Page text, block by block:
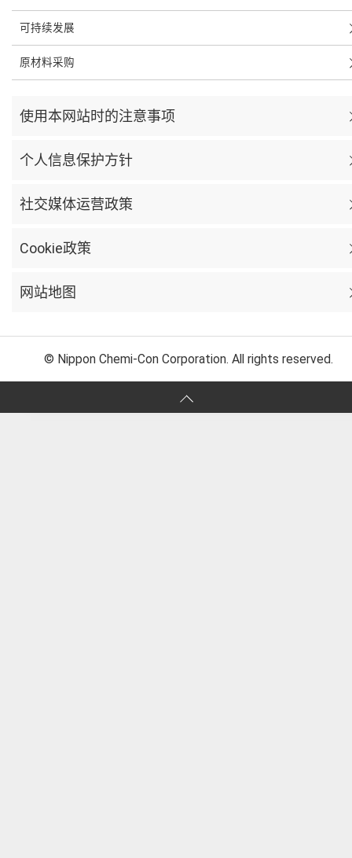
可持续发展
原材料采购
使用本网站时的注意事项
个人信息保护方针
社交媒体运营政策
Cookie政策
网站地图
© Nippon Chemi-Con Corporation. All rights reserved.